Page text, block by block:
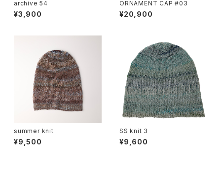
archive 54
¥3,900
ORNAMENT CAP #03
¥20,900
summer knit
¥9,500
SS knit 3
¥9,600